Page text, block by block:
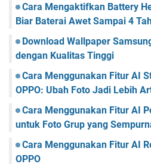
Cara Mengaktifkan Battery
Biar Baterai Awet Sampai 4
Download Wallpaper
dengan Kualitas Tinggi
Cara Menggunakan Fitur AI
OPPO: Ubah Foto Jadi Lebih
Cara Menggunakan Fitur AI
untuk Foto Grup yang
Cara Menggunakan Fitur AI
OPPO